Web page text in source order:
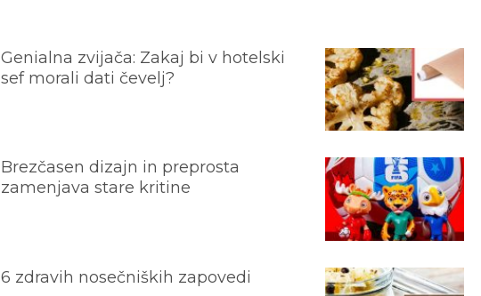
Genialna zvijača: Zakaj bi v hotelski
sef morali dati čevelj?
Brezčasen dizajn in preprosta
zamenjava stare kritine
6 zdravih nosečniških zapovedi